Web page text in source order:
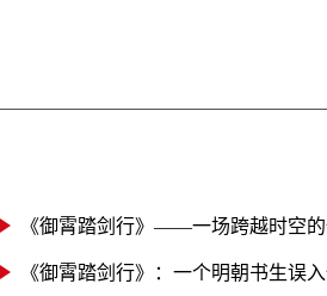
《御霄踏剑行》——一场跨越时空
《御霄踏剑行》：一个明朝书生误